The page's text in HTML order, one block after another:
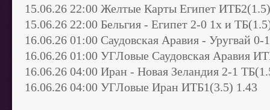
15.06.26 22:00 Желтые Карты Египет
15.06.26 22:00 Бельгия - Египет 2-0 1х и
16.06.26 01:00 Саудовская Аравия - Уругвай 0-
16.06.26 01:00 УГЛовые Саудовская Аравия
16.06.26 04:00 Иран - Новая Зеландия 2-1
16.06.26 04:00 УГЛовые Иран ИТБ1(3.5) 1.43